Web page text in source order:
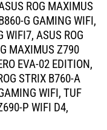
ROG MAXIMUS
G GAMING WIFI,
WIFI7, ASUS ROG
MAXIMUS Z790
EVA-02 EDITION,
STRIX B760-A
WIFI, TUF
P WIFI D4,